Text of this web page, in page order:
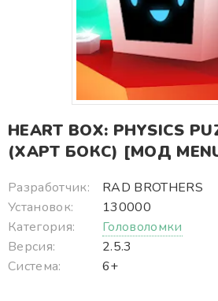
HEART BOX: PHYSICS
(ХАРТ БОКС) [МОД
Разработчик:
RAD BROTHERS
Установок:
130000
Категория:
Головоломки
Версия:
2.5.3
Система:
6+